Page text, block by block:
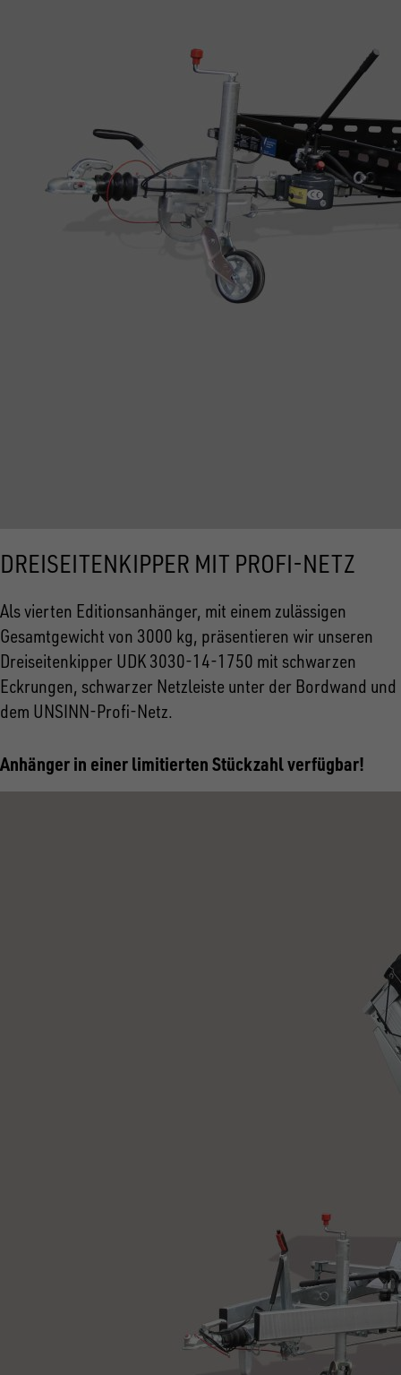
DREISEITENKIPPER MIT PROFI-NETZ
Als vierten Editionsanhänger, mit einem zulässigen
Gesamtgewicht von 3000 kg, präsentieren wir unseren
Dreiseitenkipper UDK 3030-14-1750 mit schwarzen
Eckrungen, schwarzer Netzleiste unter der Bordwand und
dem UNSINN-Profi-Netz.
Anhänger in einer limitierten Stückzahl verfügbar!